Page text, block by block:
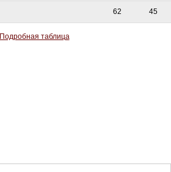
62 45
Подробная таблица